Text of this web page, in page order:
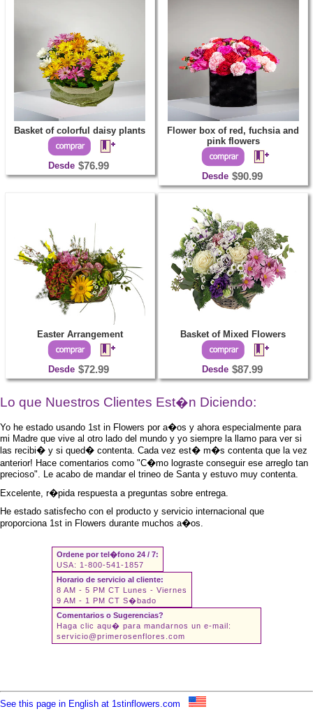
Basket of colorful daisy plants
Desde $76.99
Flower box of red, fuchsia and
pink flowers
Desde $90.99
Easter Arrangement
Desde $72.99
Basket of Mixed Flowers
Desde $87.99
Lo que Nuestros Clientes Est�n Diciendo:
Yo he estado usando 1st in Flowers por a�os y ahora especialmente para
mi Madre que vive al otro lado del mundo y yo siempre la llamo para ver si
las recibi� y si qued� contenta. Cada vez est� m�s contenta que la vez
anterior! Hace comentarios como "C�mo lograste conseguir ese arreglo tan
precioso". Le acabo de mandar el trineo de Santa y estuvo muy contenta.
Excelente, r�pida respuesta a preguntas sobre entrega.
He estado satisfecho con el producto y servicio internacional que
proporciona 1st in Flowers durante muchos a�os.
Ordene por tel�fono 24 / 7:
USA: 1-800-541-1857
Horario de servicio al cliente:
8 AM - 5 PM CT Lunes - Viernes
9 AM - 1 PM CT S�bado
Comentarios o Sugerencias?
Haga clic aqu� para mandarnos un e-mail:
servicio@primerosenflores.com
See this page in English at 1stinflowers.com